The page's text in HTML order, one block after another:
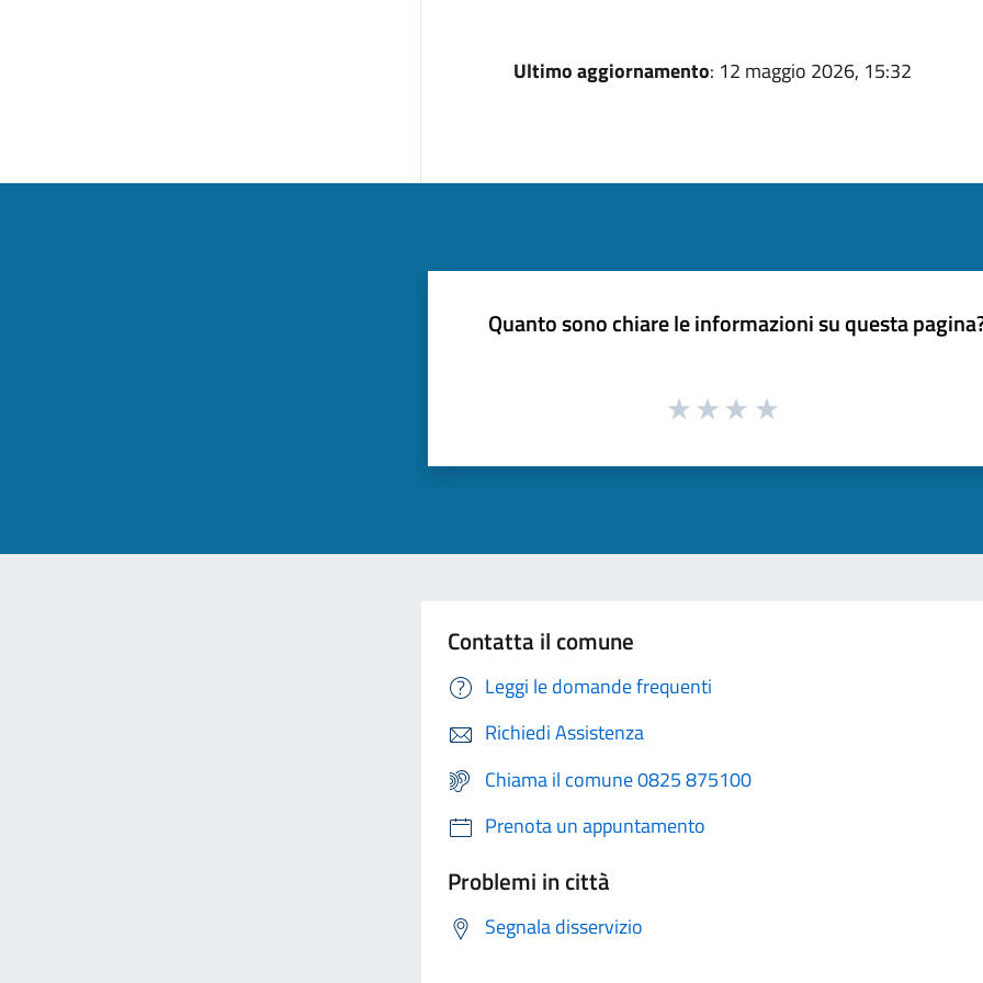
Ultimo aggiornamento: 12 maggio 2026, 15:32
Quanto sono chiare le informazioni su questa
Contatta il comune
Leggi le domande frequenti
Richiedi Assistenza
Chiama il comune 0825 875100
Prenota un appuntamento
Problemi in città
Segnala disservizio